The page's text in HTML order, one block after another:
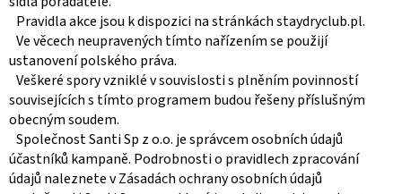
Pravidla akce jsou k dispozici na stránkách staydryclub.pl.
Ve věcech neupravených tímto nařízením se použijí
ustanovení polského práva.
Veškeré spory vzniklé v souvislosti s plněním povinností
souvisejících s tímto programem budou řešeny příslušným
obecným soudem.
Společnost Santi Sp z o.o. je správcem osobních údajů
účastníků kampaně. Podrobnosti o pravidlech zpracování
údajů naleznete v Zásadách ochrany osobních údajů